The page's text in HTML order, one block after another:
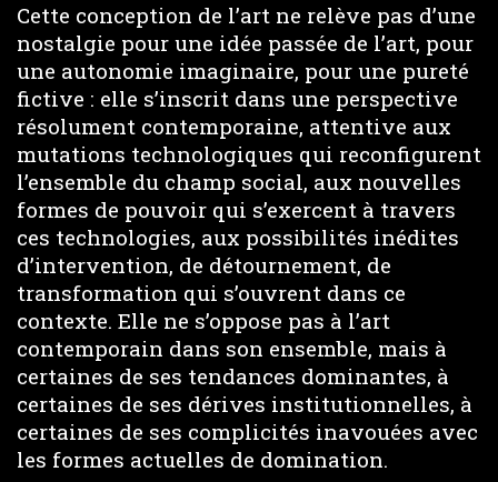
Cette conception de l’art ne relève pas d’une
nostalgie pour une idée passée de l’art, pour
une autonomie imaginaire, pour une pureté
fictive : elle s’inscrit dans une perspective
résolument contemporaine, attentive aux
mutations technologiques qui reconfigurent
l’ensemble du champ social, aux nouvelles
formes de pouvoir qui s’exercent à travers
ces technologies, aux possibilités inédites
d’intervention, de détournement, de
transformation qui s’ouvrent dans ce
contexte. Elle ne s’oppose pas à l’art
contemporain dans son ensemble, mais à
certaines de ses tendances dominantes, à
certaines de ses dérives institutionnelles, à
certaines de ses complicités inavouées avec
les formes actuelles de domination.